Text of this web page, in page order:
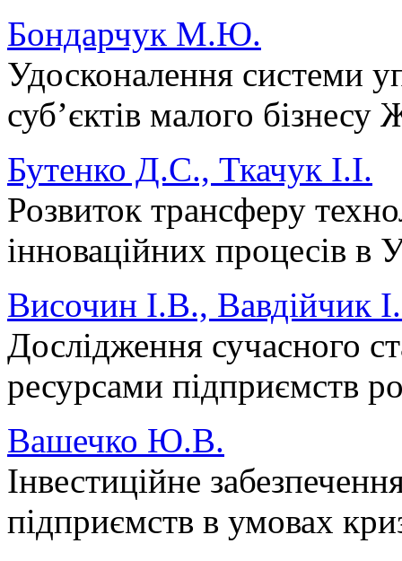
Бондарчук М.Ю.
Удосконалення системи
суб’єктів малого бізнесу
Бутенко Д.С., Ткачук І.І.
Розвиток трансферу
інноваційних процесів в
Височин І.В., Вавдійчик
Дослідження сучасного
ресурсами підприємств
Вашечко Ю.В.
Інвестиційне
підприємств в умовах